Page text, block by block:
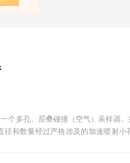
个多孔、层叠碰撞（空气）采样器
径和数量经过严格涉及的加速喷射小